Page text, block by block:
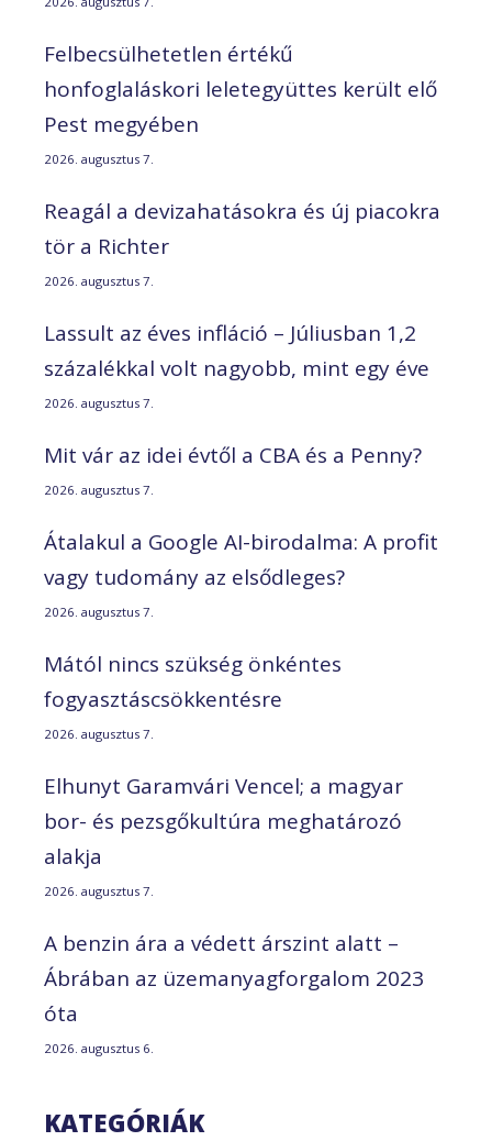
Felbecsülhetetlen értékű
honfoglaláskori leletegyüttes került elő
Pest megyében
2026. augusztus 7.
Reagál a devizahatásokra és új piacokra
tör a Richter
2026. augusztus 7.
Lassult az éves infláció – Júliusban 1,2
százalékkal volt nagyobb, mint egy éve
2026. augusztus 7.
Mit vár az idei évtől a CBA és a Penny?
2026. augusztus 7.
Átalakul a Google AI-birodalma: A profit
vagy tudomány az elsődleges?
2026. augusztus 7.
Mától nincs szükség önkéntes
fogyasztáscsökkentésre
2026. augusztus 7.
Elhunyt Garamvári Vencel; a magyar
bor- és pezsgőkultúra meghatározó
alakja
2026. augusztus 7.
A benzin ára a védett árszint alatt –
Ábrában az üzemanyagforgalom 2023
óta
2026. augusztus 6.
KATEGÓRIÁK